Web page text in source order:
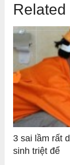
Related
3 sai lầm rất
sinh triệt để